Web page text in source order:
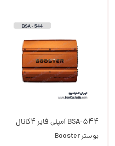
BSA-544 آمپلی فایر 4کانال
بوستر Booster